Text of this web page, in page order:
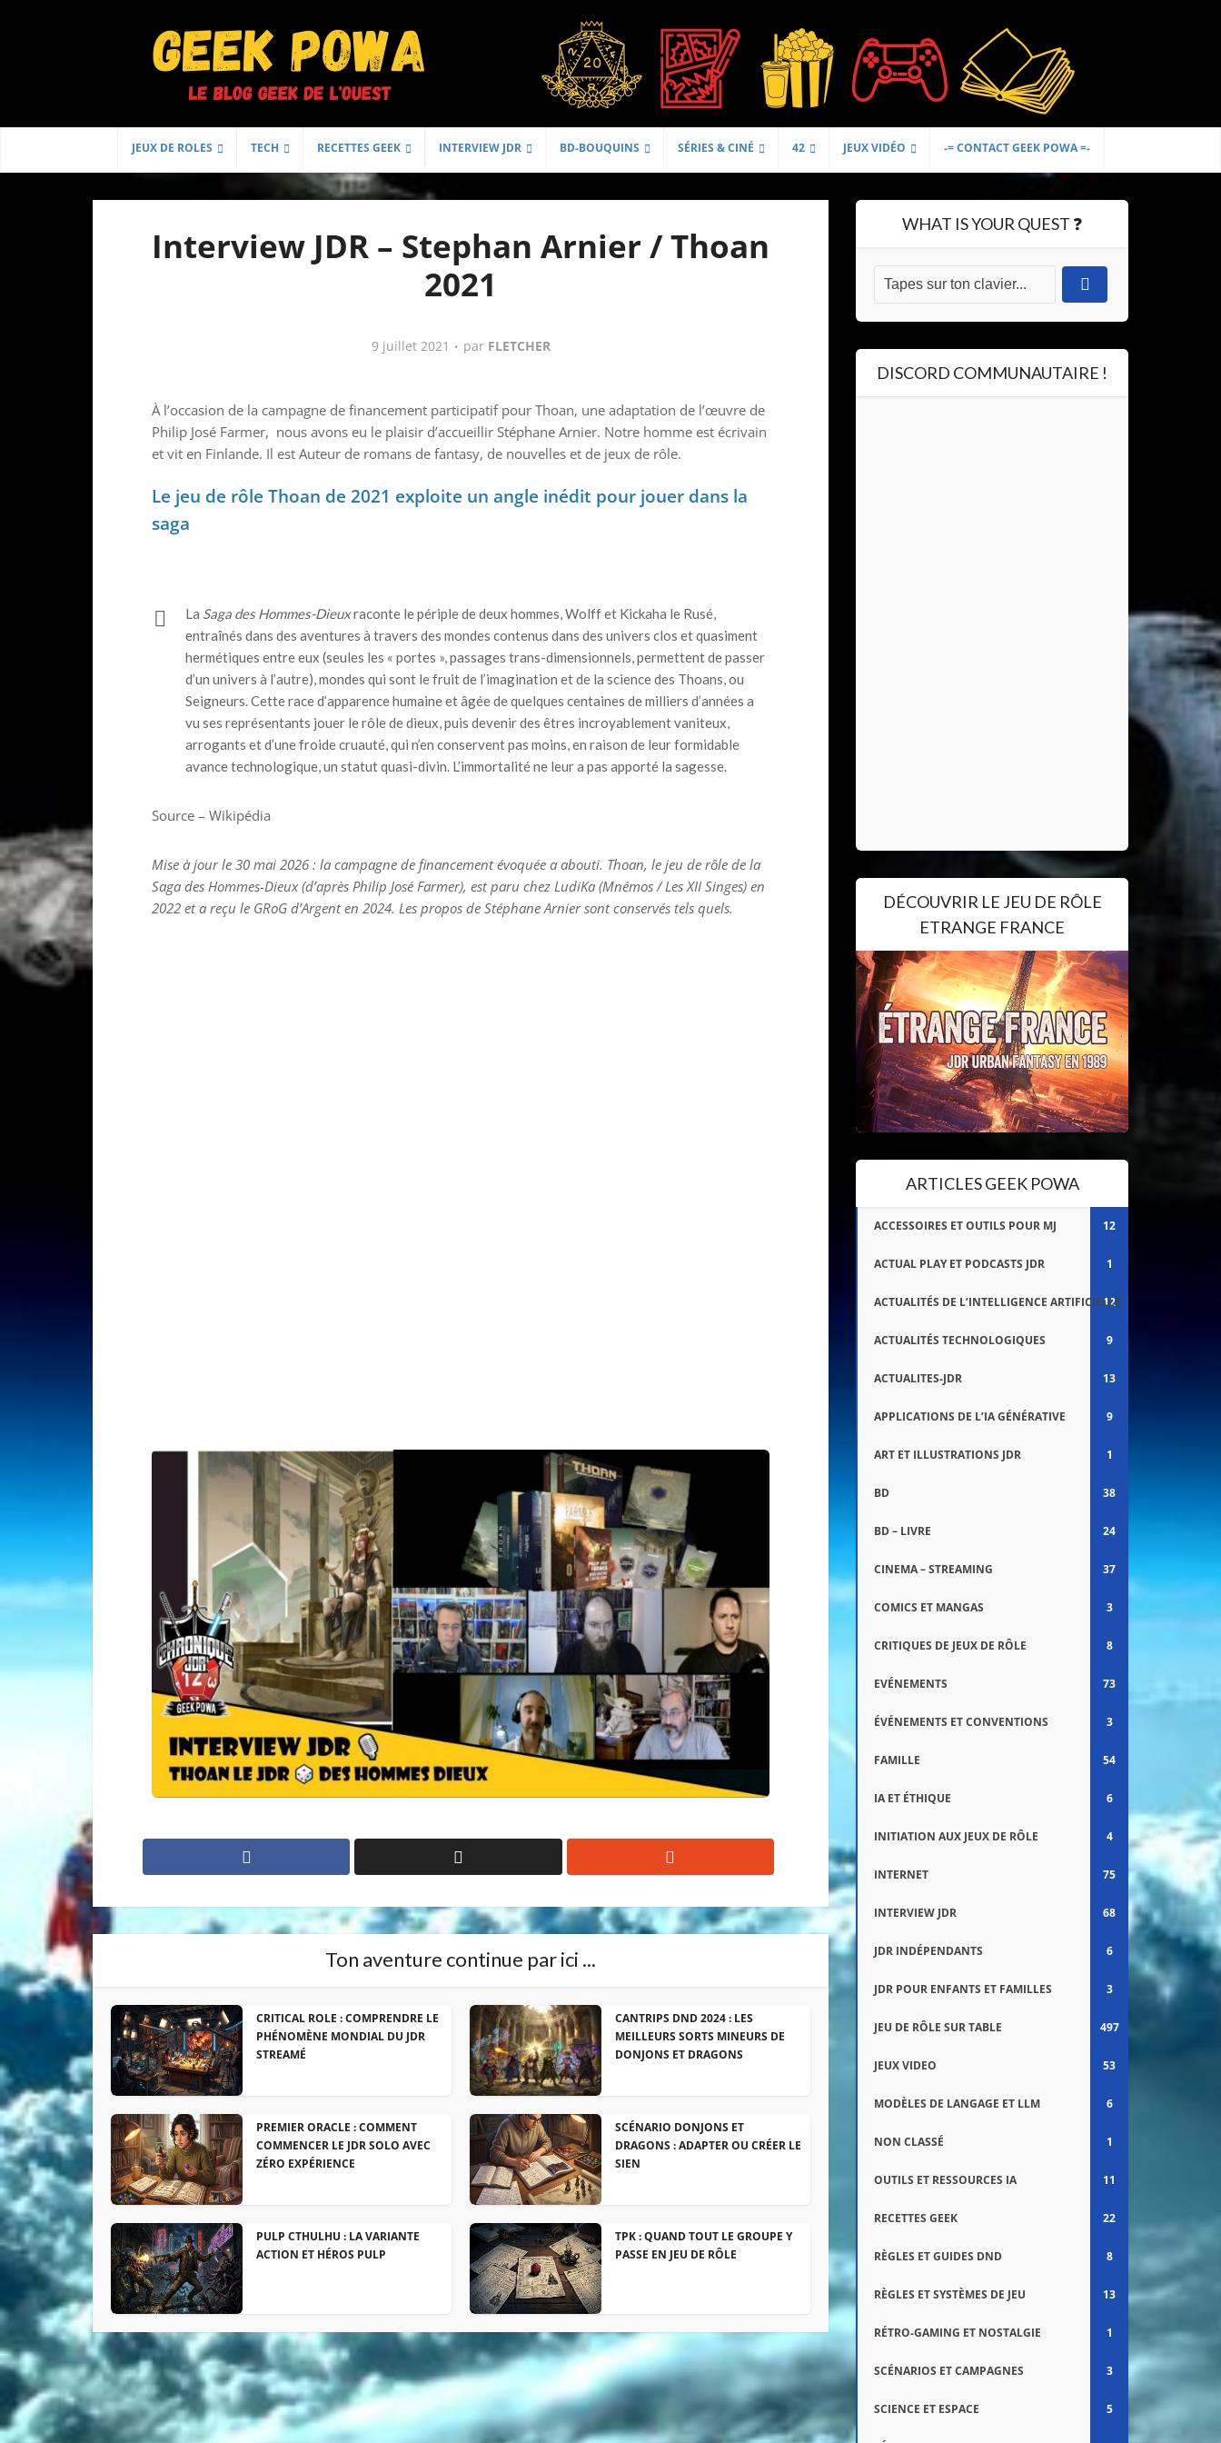
JEUX DE ROLES TECH RECETTES GEEK INTERVIEW JDR BD-BOUQUINS SÉRIES & CINÉ 42 JEUX VIDÉO -= CONTACT GEEK POWA =-
Interview JDR – Stephan Arnier / Thoan
2021
9 juillet 2021 par FLETCHER
À l’occasion de la campagne de financement participatif pour Thoan, une adaptation de l’œuvre de
Philip José Farmer, nous avons eu le plaisir d’accueillir Stéphane Arnier. Notre homme est écrivain
et vit en Finlande. Il est Auteur de romans de fantasy, de nouvelles et de jeux de rôle.
Le jeu de rôle Thoan de 2021 exploite un angle inédit pour jouer dans la
saga
La Saga des Hommes-Dieuxraconte le périple de deux hommes, Wolff et Kickaha le Rusé,
entraînés dans des aventures à travers des mondes contenus dans des univers clos et quasiment
hermétiques entre eux (seules les « portes », passages trans-dimensionnels, permettent de passer
d’un univers à l’autre), mondes qui sont le fruit de l’imagination et de la science des Thoans, ou
Seigneurs. Cette race d’apparence humaine et âgée de quelques centaines de milliers d’années a
vu ses représentants jouer le rôle de dieux, puis devenir des êtres incroyablement vaniteux,
arrogants et d’une froide cruauté, qui n’en conservent pas moins, en raison de leur formidable
avance technologique, un statut quasi-divin. L’immortalité ne leur a pas apporté la sagesse.
Source – Wikipédia
Mise à jour le 30 mai 2026 : la campagne de financement évoquée a abouti. Thoan, le jeu de rôle de la
Saga des Hommes-Dieux (d’après Philip José Farmer), est paru chez LudiKa (Mnémos / Les XII Singes) en
2022 et a reçu le GRoG d’Argent en 2024. Les propos de Stéphane Arnier sont conservés tels quels.
Ton aventure continue par ici ...
CRITICAL ROLE : COMPRENDRE LE
PHÉNOMÈNE MONDIAL DU JDR
STREAMÉ
CANTRIPS DND 2024 : LES
MEILLEURS SORTS MINEURS DE
DONJONS ET DRAGONS
PREMIER ORACLE : COMMENT
COMMENCER LE JDR SOLO AVEC
ZÉRO EXPÉRIENCE
SCÉNARIO DONJONS ET
DRAGONS : ADAPTER OU CRÉER LE
SIEN
PULP CTHULHU : LA VARIANTE
ACTION ET HÉROS PULP
TPK : QUAND TOUT LE GROUPE Y
PASSE EN JEU DE RÔLE
WHAT IS YOUR QUEST ❓
DISCORD COMMUNAUTAIRE !
DÉCOUVRIR LE JEU DE RÔLE
ETRANGE FRANCE
ARTICLES GEEK POWA
ACCESSOIRES ET OUTILS POUR MJ 12
ACTUAL PLAY ET PODCASTS JDR 1
ACTUALITÉS DE L’INTELLIGENCE ARTIFICIELLE
12
ACTUALITÉS TECHNOLOGIQUES 9
ACTUALITES-JDR 13
APPLICATIONS DE L’IA GÉNÉRATIVE 9
ART ET ILLUSTRATIONS JDR 1
BD 38
BD – LIVRE 24
CINEMA – STREAMING 37
COMICS ET MANGAS 3
CRITIQUES DE JEUX DE RÔLE 8
EVÉNEMENTS 73
ÉVÉNEMENTS ET CONVENTIONS 3
FAMILLE 54
IA ET ÉTHIQUE 6
INITIATION AUX JEUX DE RÔLE 4
INTERNET 75
INTERVIEW JDR 68
JDR INDÉPENDANTS 6
JDR POUR ENFANTS ET FAMILLES 3
JEU DE RÔLE SUR TABLE 497
JEUX VIDEO 53
MODÈLES DE LANGAGE ET LLM 6
NON CLASSÉ 1
OUTILS ET RESSOURCES IA 11
RECETTES GEEK 22
RÈGLES ET GUIDES DND 8
RÈGLES ET SYSTÈMES DE JEU 13
RÉTRO-GAMING ET NOSTALGIE 1
SCÉNARIOS ET CAMPAGNES 3
SCIENCE ET ESPACE 5